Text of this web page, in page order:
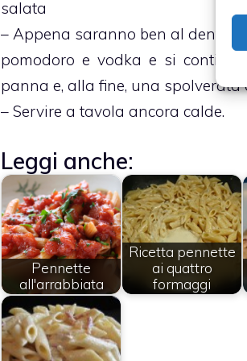
salata
– Appena saranno ben al dente
pomodoro e vodka e si
panna e, alla fine, una
– Servire a tavola ancora calde.
Leggi anche:
Pennette
all'arrabbiata
Ricetta pennette
ai quattro
formaggi